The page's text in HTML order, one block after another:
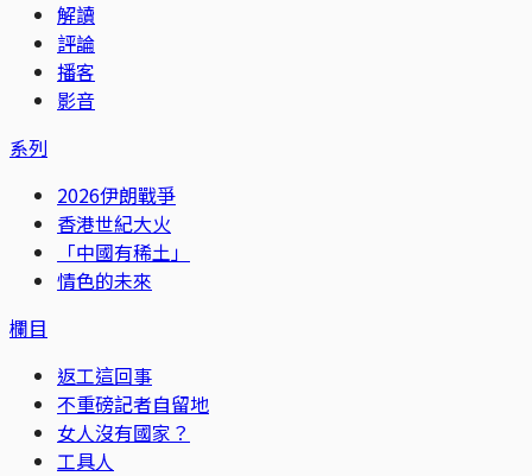
解讀
評論
播客
影音
系列
2026伊朗戰爭
香港世紀大火
「中國有稀土」
情色的未來
欄目
返工這回事
不重磅記者自留地
女人沒有國家？
工具人